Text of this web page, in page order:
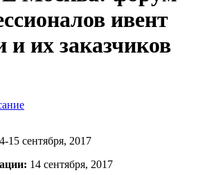
ивент
и их заказчиков
15 сентября, 2017
14 сентября, 2017